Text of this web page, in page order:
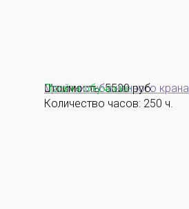
Машинист башенного крана
Стоимость: 5500 руб.
Количество часов: 250 ч.
Пройти обучение